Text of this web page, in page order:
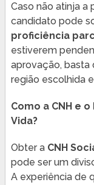
Caso não atinja a
candidato pode
proficiência
estiverem
aprovação, basta
região escolhida
Como a CNH e
Vida?
Obter a CNH
pode ser um
A experiência de